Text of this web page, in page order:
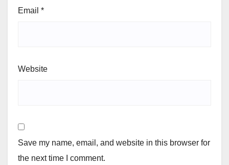
Email *
Website
Save my name, email, and website in this browser for
the next time I comment.